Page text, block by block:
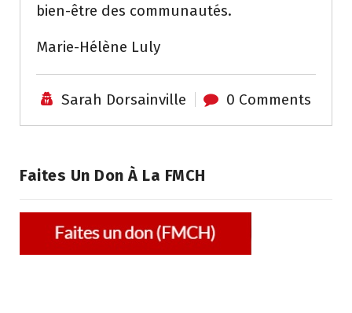
bien-être des communautés.
Marie-Hélène Luly
Sarah Dorsainville 0 Comments
Faites Un Don À La FMCH